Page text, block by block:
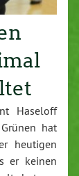
Haseloff
hat
heutigen
er keinen